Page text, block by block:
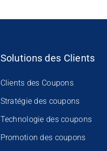
Solutions des Clients
Clients des Coupons
Stratégie des coupons
Technologie des coupons
Promotion des coupons